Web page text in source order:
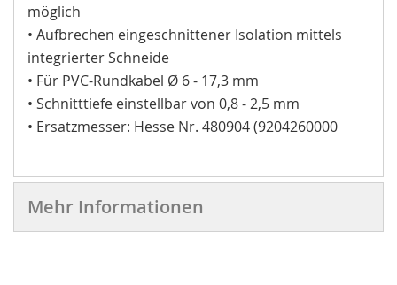
möglich
• Aufbrechen eingeschnittener Isolation mittels
integrierter Schneide
• Für PVC-Rundkabel Ø 6 - 17,3 mm
• Schnitttiefe einstellbar von 0,8 - 2,5 mm
• Ersatzmesser: Hesse Nr. 480904 (9204260000
Mehr Informationen